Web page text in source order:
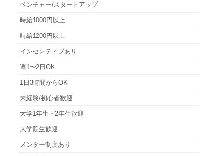
ベンチャー/スタートアップ
時給1000円以上
時給1200円以上
インセンティブあり
週1〜2日OK
1日3時間からOK
未経験/初心者歓迎
大学1年生・2年生歓迎
大学院生歓迎
メンター制度あり